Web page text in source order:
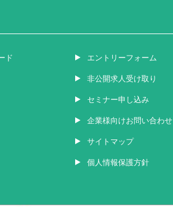
ド エントリーフォーム
非公開求人受け取り
セミナー申し込み
企業様向けお問い合わせ
サイトマップ
個人情報保護方針